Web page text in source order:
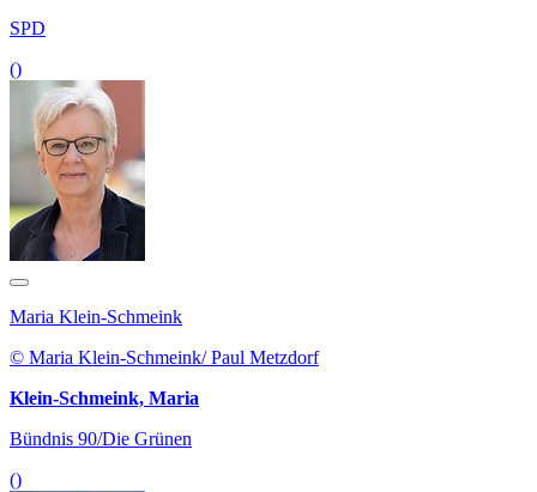
SPD
()
Maria Klein-Schmeink
© Maria Klein-Schmeink/ Paul Metzdorf
Klein-Schmeink, Maria
Bündnis 90/Die Grünen
()